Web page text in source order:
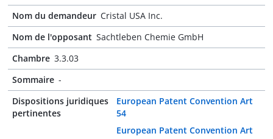
Nom du demandeur Cristal USA Inc.
Nom de l'opposant Sachtleben Chemie GmbH
Chambre 3.3.03
Sommaire -
Dispositions juridiques
pertinentes
European Patent Convention Art
54
European Patent Convention Art